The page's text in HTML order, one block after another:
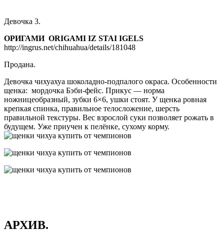
Девочка 3.
ОРИГАМИ ORIGAMI IZ STAI IGELS
http://ingrus.net/chihuahua/details/181048
Продана.
Девочка чихуахуа шоколадно-подпалого окраса. Особенности
щенка: мордочка Бэби-фейс. Прикус — норма
ножницеобразный, зубки 6×6, ушки стоят. У щенка ровная
крепкая спинка, правильное телосложение, шерсть
правильной текстуры. Вес взрослой суки позволяет рожать в
будущем. Уже приучен к пелёнке, сухому корму.
АРХИВ.